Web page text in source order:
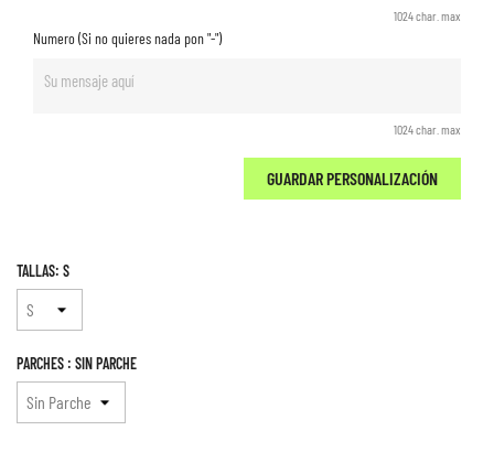
1024 char. max
Numero (Si no quieres nada pon "-")
1024 char. max
GUARDAR PERSONALIZACIÓN
TALLAS: S
PARCHES : SIN PARCHE